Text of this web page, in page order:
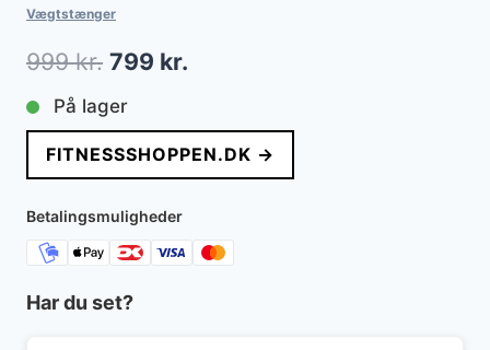
Vægtstænger
999kr. Den
oprindelige
pris
var:
999 kr..
799 kr.
pris
er:
På lager
FITNESSSHOPPEN.DK →
Betalingsmuligheder
Har du set?